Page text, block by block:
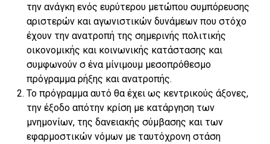
την ανάγκη ενός ευρύτερου μετώπου συμπόρευσης
αριστερών και αγωνιστικών δυνάμεων που στόχο
έχουν την ανατροπή της σημερινής πολιτικής
οικονομικής και κοινωνικής κατάστασης και
συμφωνούν σ ένα μίνιμουμ μεσοπρόθεσμο
πρόγραμμα ρήξης και ανατροπής.
Το πρόγραμμα αυτό θα έχει ως κεντρικούς άξονες,
την έξοδο απότην κρίση με κατάργηση των
μνημονίων, της δανειακής σύμβασης και των
εφαρμοστικών νόμων με ταυτόχρονη στάση